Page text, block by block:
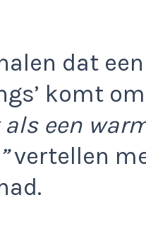
dat een
komt
als een
vertellen